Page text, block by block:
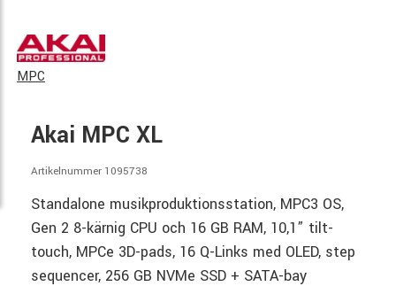
MPC
Akai MPC XL
Artikelnummer 1095738
Standalone musikproduktionsstation, MPC3 OS,
Gen 2 8-kärnig CPU och 16 GB RAM, 10,1” tilt-
touch, MPCe 3D-pads, 16 Q-Links med OLED, step
sequencer, 256 GB NVMe SSD + SATA-bay